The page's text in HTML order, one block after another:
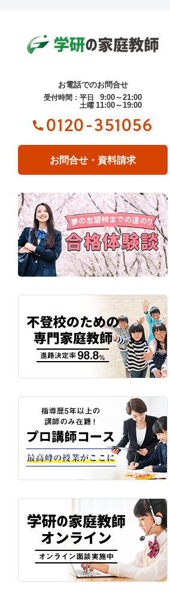
お電話でのお問合せ
受付時間：平日 9:00～21:00
土曜 11:00～19:00
0120-351056
お問合せ・資料請求